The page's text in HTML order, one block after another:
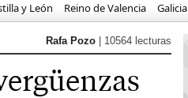
y León Reino de Valencia Galicia
Rafa Pozo | 10564 lecturas